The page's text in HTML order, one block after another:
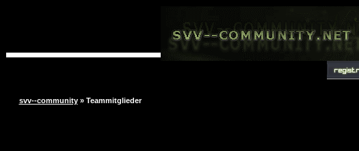
svv--community» Teammitglieder